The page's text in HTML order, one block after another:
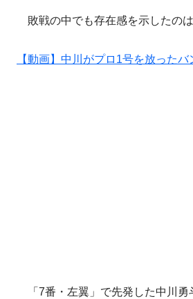
敗戦の中でも存在感を示したの
【動画】中川がプロ1号を放った
「7番・左翼」で先発した中川勇